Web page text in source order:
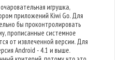
игрушка,
приложений Kiwi Go. Для
бы проконтролировать
прописанные системное
от извлеченной версии. Для
Android - 4.1 и выше.